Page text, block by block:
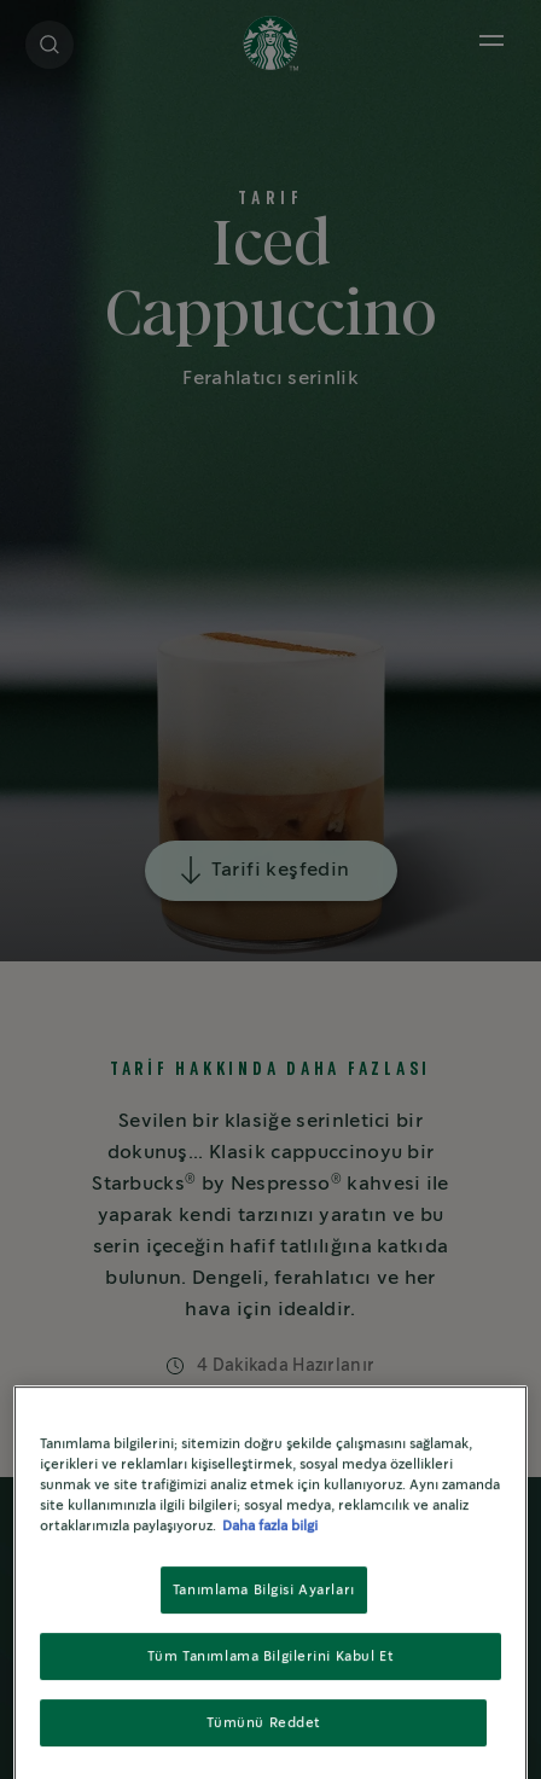
Open
Iced
Cappuccino
Ferahlatıcı serinlik
Tarifi keşfedin
TARİF HAKKINDA DAHA FAZLASI
Sevilen bir klasiğe serinletici bir
dokunuş... Klasik cappuccinoyu bir
Starbucks® by Nespresso ®
kahvesi ile
yaparak kendi tarzınızı yaratın ve bu
serin içeceğin hafif tatlılığına katkıda
bulunun. Dengeli, ferahlatıcı ve her
hava için idealdir.
4 Dakikada Hazırlanır
Tanımlama bilgilerini; sitemizin doğru şekilde çalışmasını sağlamak,
içerikleri ve reklamları kişiselleştirmek, sosyal medya özellikleri
sunmak ve site trafiğimizi analiz etmek için kullanıyoruz. Aynı zamanda
site kullanımınızla ilgili bilgileri; sosyal medya, reklamcılık ve analiz
ortaklarımızla paylaşıyoruz.
Daha fazla bilgi
Tanımlama Bilgisi Ayarları
Tümünü Reddet
Tüm Tanımlama Bilgilerini Kabul Et